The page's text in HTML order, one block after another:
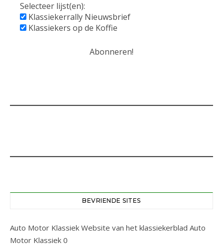
Selecteer lijst(en):
Klassiekerrally Nieuwsbrief
Klassiekers op de Koffie
BEVRIENDE SITES
Auto Motor Klassiek Website van het klassiekerblad Auto
Motor Klassiek 0